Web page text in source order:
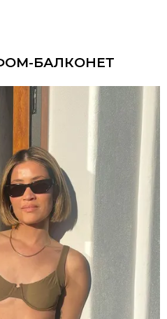
БАЛКОНЕТ